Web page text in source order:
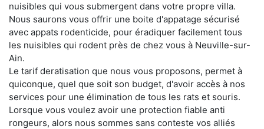
nuisibles qui vous submergent dans votre propre villa.
Nous saurons vous offrir une boite d'appatage sécurisé
avec appats rodenticide, pour éradiquer facilement tous
les nuisibles qui rodent près de chez vous à Neuville-sur-
Ain.
Le tarif deratisation que nous vous proposons, permet à
quiconque, quel que soit son budget, d'avoir accès à nos
services pour une élimination de tous les rats et souris.
Lorsque vous voulez avoir une protection fiable anti
rongeurs, alors nous sommes sans conteste vos alliés